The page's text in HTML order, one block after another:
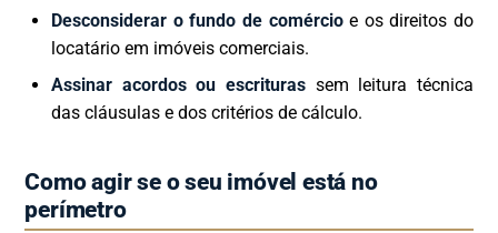
Desconsiderar o fundo de comércioe os direitos do
locatário em imóveis comerciais.
Assinar acordos ou escrituras sem leitura técnica
das cláusulas e dos critérios de cálculo.
Como agir se o seu imóvel está no
perímetro